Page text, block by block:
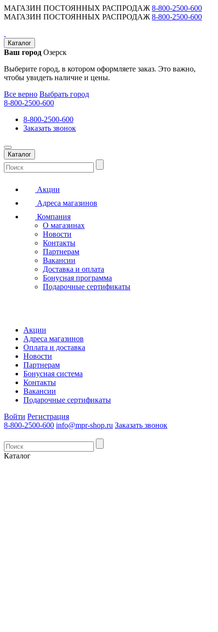
МАГАЗИН ПОСТОЯННЫХ РАСПРОДАЖ 8-800-2500-600
МАГАЗИН ПОСТОЯННЫХ РАСПРОДАЖ 8-800-2500-600
Каталог
Ваш город Озерск
Выберите город, в котором оформляете заказ. Это важно,
чтобы увидеть наличие и цены.
Все верно Выбрать город
8-800-2500-600
8-800-2500-600
Заказать звонок
Каталог
Акции
Адреса магазинов
Компания
О магазинах
Новости
Контакты
Партнерам
Вакансии
Доставка и оплата
Бонусная программа
Подарочные сертификаты
Акции
Адреса магазинов
Оплата и доставка
Новости
Партнерам
Бонусная система
Контакты
Вакансии
Подарочные сертификаты
Войти Регистрация
8-800-2500-600 info@mpr-shop.ru Заказать звонок
Каталог